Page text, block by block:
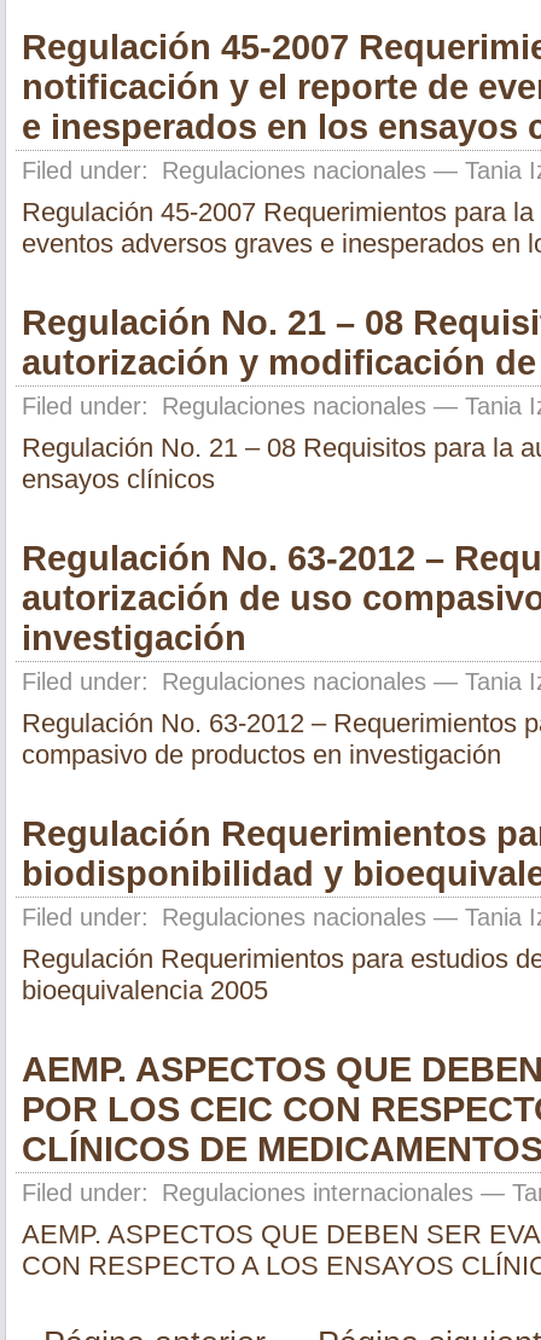
Regulación 45-2007
notificación y el reporte de
e inesperados en los ensayos
Filed under: Regulaciones nacionales — Tania
Regulación 45-2007 Requerimientos para
eventos adversos graves e inesperados en
Regulación No. 21 – 08
autorización y modificación
Filed under: Regulaciones nacionales — Tania
Regulación No. 21 – 08 Requisitos para la
ensayos clínicos
Regulación No. 63-2012 –
autorización de uso
investigación
Filed under: Regulaciones nacionales — Tania
Regulación No. 63-2012 – Requerimientos
compasivo de productos en investigación
Regulación Requerimientos
biodisponibilidad y
Filed under: Regulaciones nacionales — Tania
Regulación Requerimientos para estudios
bioequivalencia 2005
AEMP. ASPECTOS QUE
POR LOS CEIC CON
CLÍNICOS DE
Filed under: Regulaciones internacionales —
AEMP. ASPECTOS QUE DEBEN SER
CON RESPECTO A LOS ENSAYOS